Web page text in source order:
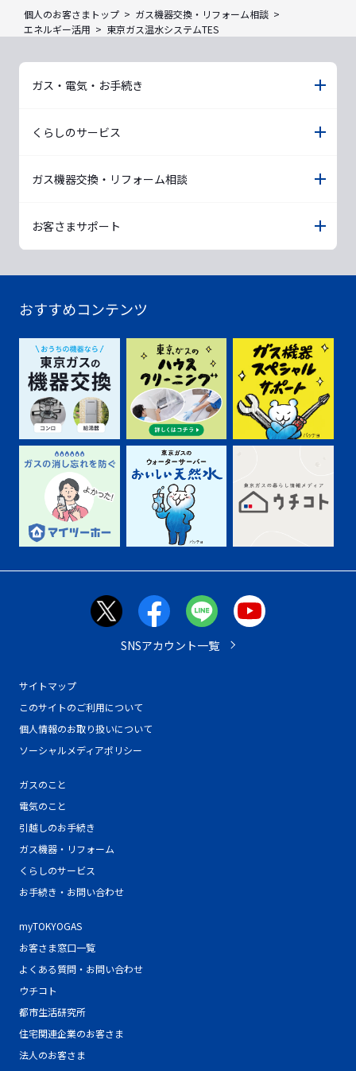
個人のお客さまトップ
ガス機器交換・リフォーム相談
エネルギー活用
東京ガス温水システムTES
ガス・電気・お手続き
くらしのサービス
ガス機器交換・リフォーム相談
お客さまサポート
おすすめコンテンツ
サイトマップ
このサイトのご利用について
個人情報のお取り扱いについて
ソーシャルメディアポリシー
ガスのこと
電気のこと
引越しのお手続き
ガス機器・リフォーム
くらしのサービス
お手続き・お問い合わせ
myTOKYOGAS
お客さま窓口一覧
よくある質問・お問い合わせ
ウチコト
都市生活研究所
住宅関連企業のお客さま
法人のお客さま
SNSアカウント一覧